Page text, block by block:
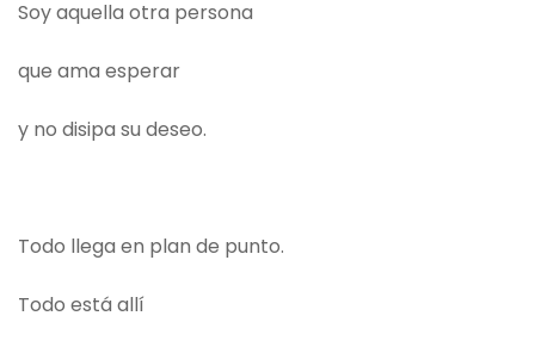
Soy aquella otra persona
que ama esperar
y no disipa su deseo.
Todo llega en plan de punto.
Todo está allí